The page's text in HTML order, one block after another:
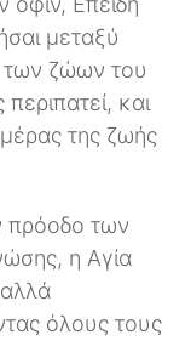
μεταξύ
ζώων του
και
της ζωής
πρόοδο των
η Αγία
όλους τους